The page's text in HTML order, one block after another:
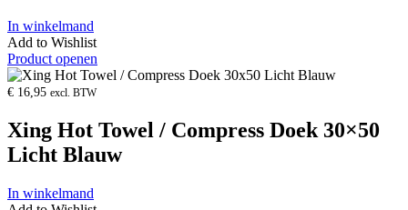
In winkelmand
Add to Wishlist
Product openen
€ 16,95 excl. BTW
Xing Hot Towel / Compress Doek 30×50
Licht Blauw
In winkelmand